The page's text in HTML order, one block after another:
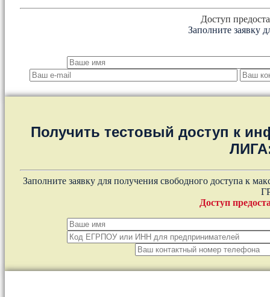
Доступ
Заполните заявку
Получить тестовый доступ к
Заполните заявку для получения свободного доступа к
Доступ